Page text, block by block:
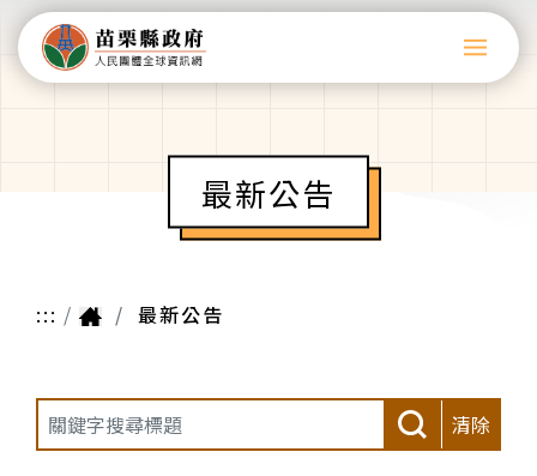
最新公告
::: 最新公告
清除